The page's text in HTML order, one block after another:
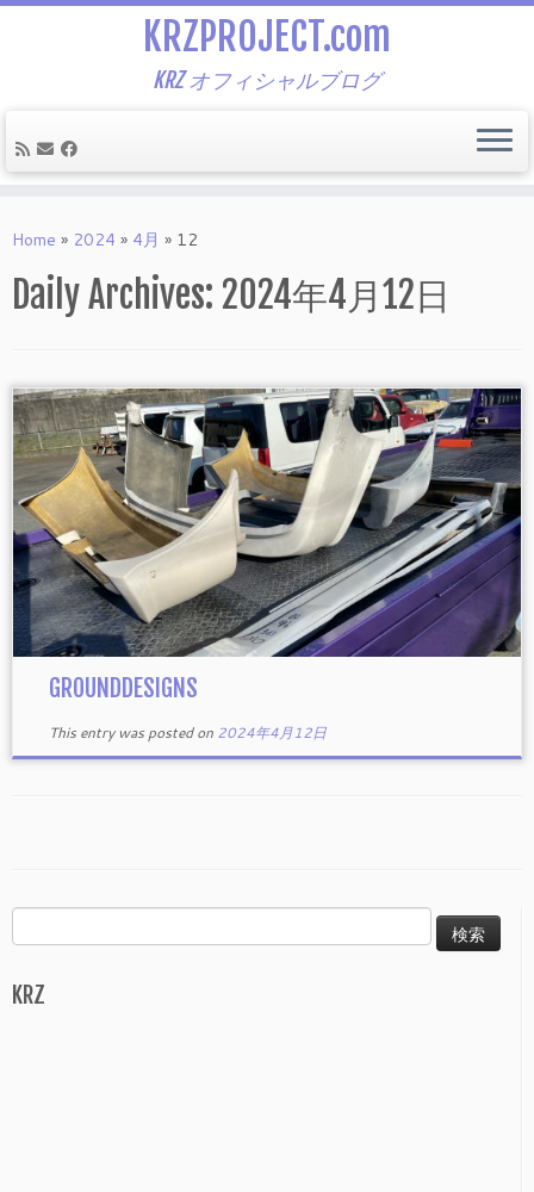
to
KRZPROJECT.com
KRZ オフィシャルブログ
Home » 2024 » 4月 » 12
Daily Archives: 2024年4月12日
GROUNDDESIGNS
This entry was posted on 2024年4月12日
索:
KRZ